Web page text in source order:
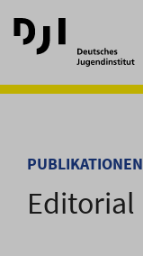
Direkt
zum
Hauptinhalt
Direkt
zum
Hauptmenü
PUBLIKATIONEN
Editorial